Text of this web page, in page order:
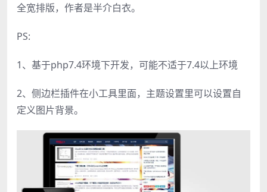
全宽排版，作者是半介白衣。
PS:
1、基于php7.4环境下开发，可能不适于7.4以上环境
2、侧边栏插件在小工具里面，主题设置里可以设置自
定义图片背景。